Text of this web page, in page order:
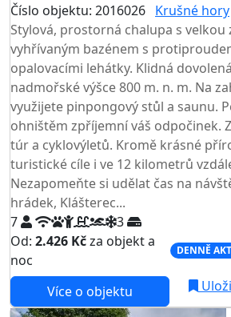
Číslo objektu: 2016026 Krušné hory
Stylová, prostorná chalupa s velkou
vyhřívaným bazénem s
opalovacími lehátky. Klidná
nadmořské výšce 800 m. n. m. Na
využijete pinpongový stůl a saunu.
ohništěm zpříjemní váš odpočinek.
túr a cyklovýletů. Kromě krásné
turistické cíle i ve 12 kilometrů
Nezapomeňte si udělat čas na
hrádek, Klášterec...
7
3
Od: 2.426 Kčza objekt a
noc
DENNĚ
Více o objektu